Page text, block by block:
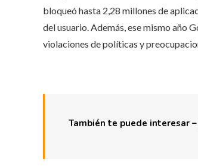
bloqueó hasta 2,28 millones de
del usuario. Además, ese mismo año
violaciones de políticas y
También te puede interesar –